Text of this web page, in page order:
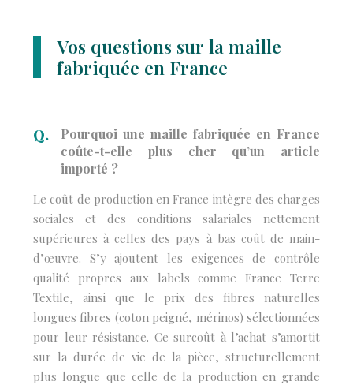
Vos questions sur la maille
fabriquée en France
Pourquoi une maille fabriquée en France
coûte-t-elle plus cher qu’un article
importé ?
Le coût de production en France intègre des charges
sociales et des conditions salariales nettement
supérieures à celles des pays à bas coût de main-
d’œuvre. S’y ajoutent les exigences de contrôle
qualité propres aux labels comme France Terre
Textile, ainsi que le prix des fibres naturelles
longues fibres (coton peigné, mérinos) sélectionnées
pour leur résistance. Ce surcoût à l’achat s’amortit
sur la durée de vie de la pièce, structurellement
plus longue que celle de la production en grande